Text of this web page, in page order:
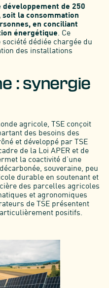
de 250
soit la consommation
en conciliant
énergétique . Ce
dédiée chargée du
des installations
: synergie
agricole, TSE conçoit
des besoins des
et développé par TSE
de la Loi APER et de
la coactivité d’une
souveraine, peu
durable en soutenant et
des parcelles agricoles
et agronomiques
de TSE présentent
positifs.